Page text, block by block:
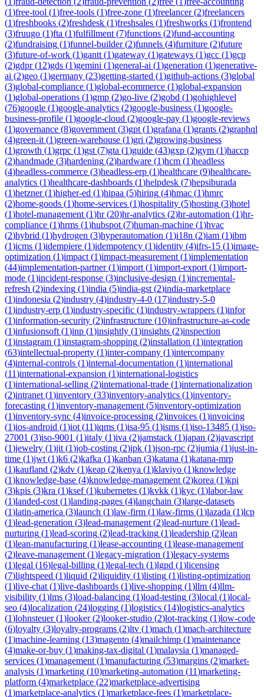
(1)free-tool (1)free-tools (1)free-zone (1)freelancer(2)freelancers
(1)freshbooks (2)freshdesk (1)freshsales (1)freshworks (1)frontend
(3)fruugo (1)fta (1)fulfillment (7)functions (2)fund-accounting
(2)fundraising (1)funnel-builder(2)funnels (4)furniture (2)future
(3)future-of-work (1)gantt (1)gateway (1)gateways (1)gcc (1)gcp
(2)gdpr(12)gds (1)gemini (1)general-ai (1)generation (1)generative-
ai (2)geo (1)germany (23)getting-started (1)github-actions (3)global
(3)global-compliance (1)global-ecommerce (1)global-expansion
(1)global-operations (1)gmp (2)go-live (2)gobd (1)gohighlevel
(76)google (1)google-analytics (2)google-business (1)google-
business-profile (1)google-cloud (2)google-pay (1)google-reviews
(1)governance (8)government (3)gpt (1)grafana (1)grants (2)graphql
(4)green-it (1)green-warehouse (1)gri (2)growing-business
(1)growth (1)grpc (1)gst (7)gta (1)guide (43)gxp (2)gym (1)haccp
(2)handmade (3)hardening (2)hardware (1)hcm (1)headless
(4)headless-commerce (3)headless-erp (1)healthcare (9)healthcare-
analytics (1)healthcare-dashboards (1)helpdesk (7)hepsiburada
(1)hetzner(1)higher-ed (1)hipaa (5)hiring (4)hmac (1)hmrc
(2)home-goods (1)home-services (1)hospitality (5)hosting (3)hotel
(1)hotel-management (1)hr(20)hr-analytics (2)hr-automation (1)hr-
compliance (1)hrms (1)hubspot (7)human-machine (1)hvac
(2)hybrid (1)hydrogen (3)hyperautomation (1)i18n (2)iam (1)ibm
(1)icms (1)idempiere (1)idempotency (1)identity (4)ifrs-15 (1)image-
optimization (1)impact (1)impact-measurement (1)implementation
(44)implementation-partner(1)import (1)import-export (1)import-
mode (1)incident-response (3)inclusive-design (1)incremental-
refresh (2)indexing (1)india (5)india-gst (2)india-marketplace
(1)indonesia (2)industry (4)industry-4-0 (17)industry-5-0
(1)industry-erp (1)industry-specific (1)industry-wrappers (1)infor
(1)information-security (2)infrastructure (10)infrastructure-as-code
(1)infusionsoft (1)inp (1)insightly (1)insights (2)inspection
(1)instagram (1)instagram-shopping (2)installation (1)integration
(63)intellectual-property (1)inter-company (1)intercompany
(4)internal-controls (1)internal-documentation (1)international
(11)international-expansion (1)international-logistics
(1)international-selling (2)international-trade (1)internationalization
(2)intranet (1)inventory (33)inventory-analytics (1)inventory-
forecasting (1)inventory-management (5)inventory-optimization
(1)inventory-sync (4)invoice-processing (2)invoices (1)invoicing
(1)ios-android (1)iot (11)iqms (1)isa-95 (1)isms (1)iso-13485 (1)iso-
27001 (3)iso-9001 (1)italy (1)iva (2)jamstack (1)japan (2)javascript
(1)jewelry (1)jit (1)job-costing (2)jpk (1)json-rpc (2)jumia (1)just-in-
time (1)jwt (1)k6 (2)kafka (1)kanban (3)katana (1)katana-mrp
(1)kaufland (2)kdv (1)keap (2)kenya (1)klaviyo (1)knowledge
(1)knowledge-base (4)knowledge-management (2)korea (1)kpi
(3)kpis (3)kra (1)ksef(1)kubernetes (1)kvkk (1)kyc (1)labor-law
(1)landed-cost (1)landing-pages (4)langchain (3)large-datasets
(1)latin-america (3)launch (1)law-firm (1)law-firms (1)lazada (1)lcp
(1)lead-generation (3)lead-management (2)lead-nurture (1)lead-
nurturing (1)lead-scoring (2)lead-tracking (1)leadership (2)lean
(1)lean-manufacturing (1)lease-accounting (1)lease-management
(2)leave-management (1)legacy-migration (1)legacy-systems
(1)legal (16)legal-billing (1)legal-tech (1)lgpd (1)licensing
(7)lightspeed (1)liquid (2)liquidity (1)listing (1)listing-optimization
(1)live-chat (1)live-dashboards (1)live-shopping (1)llm (4)llm-
visibility (1)lms (3)load-balancing (1)load-testing (3)local (1)local-
seo (4)localization (24)logging (1)logistics (14)logistics-analytics
(1)lohnsteuer(1)looker(2)looker-studio (2)lot-tracking (1)low-code
(6)loyalty (3)loyalty-programs (2)ltv (1)mach (1)mach-architecture
(1)machine-learning (13)magento (4)mailchimp (1)maintenance
(4)make-or-buy (1)making-tax-digital (1)malaysia (1)managed-
services (1)management (1)manufacturing (53)margins (2)market-
analysis (1)marketing (10)marketing-automation (11)marketing-
platform (4)marketplace (22)marketplace-advertising
(1)marketplace-analytics (1)marketplace-fees (1)marketplace-